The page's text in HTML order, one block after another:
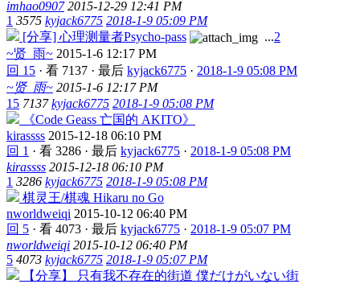
imhao0907 2015-12-29 12:41 PM
1 3575 kyjack6775 2018-1-9 05:09 PM
[分享] 心理测量者Psycho-pass
...2
~贤_雨~ 2015-1-6 12:17 PM
回 15 · 看 7137 · 最后 kyjack6775 · 2018-1-9 05:08 PM
~贤_雨~ 2015-1-6 12:17 PM
15 7137 kyjack6775 2018-1-9 05:08 PM
《Code Geass 亡国的 AKITO》
kirassss 2015-12-18 06:10 PM
回 1 · 看 3286 · 最后 kyjack6775 · 2018-1-9 05:08 PM
kirassss 2015-12-18 06:10 PM
1 3286 kyjack6775 2018-1-9 05:08 PM
棋灵王/棋魂 Hikaru no Go
nworldweiqi 2015-10-12 06:40 PM
回 5 · 看 4073 · 最后 kyjack6775 · 2018-1-9 05:07 PM
nworldweiqi 2015-10-12 06:40 PM
5 4073 kyjack6775 2018-1-9 05:07 PM
【分享】 只有我不存在的街道 僕だけがいない街